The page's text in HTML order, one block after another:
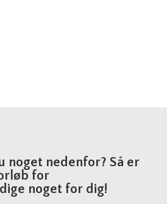
noget nedenfor? Så er
for
noget for dig!